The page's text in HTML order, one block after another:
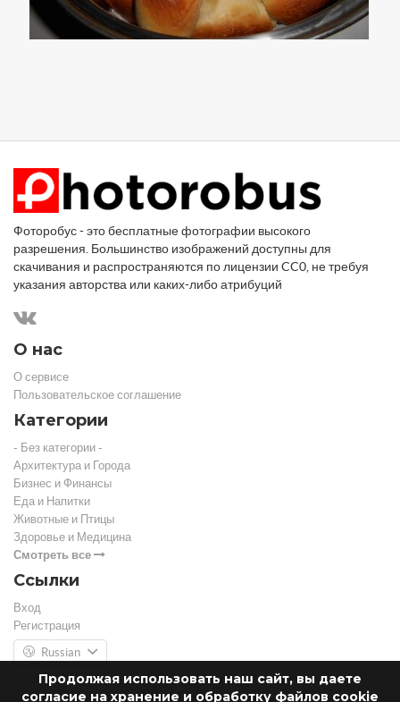
Продолжая использовать наш сайт, вы даете
согласие на хранение и обработку файлов cookie
Фоторобус - это бесплатные фотографии высокого
разрешения. Большинство изображений доступны для
скачивания и распространяются по лицензии CC0, не требуя
указания авторства или каких-либо атрибуций
О нас
О сервисе
Пользовательское соглашение
Категории
- Без категории -
Архитектура и Города
Бизнес и Финансы
Еда и Напитки
Животные и Птицы
Здоровье и Медицина
Смотреть все
Ссылки
Вход
Регистрация
Russian